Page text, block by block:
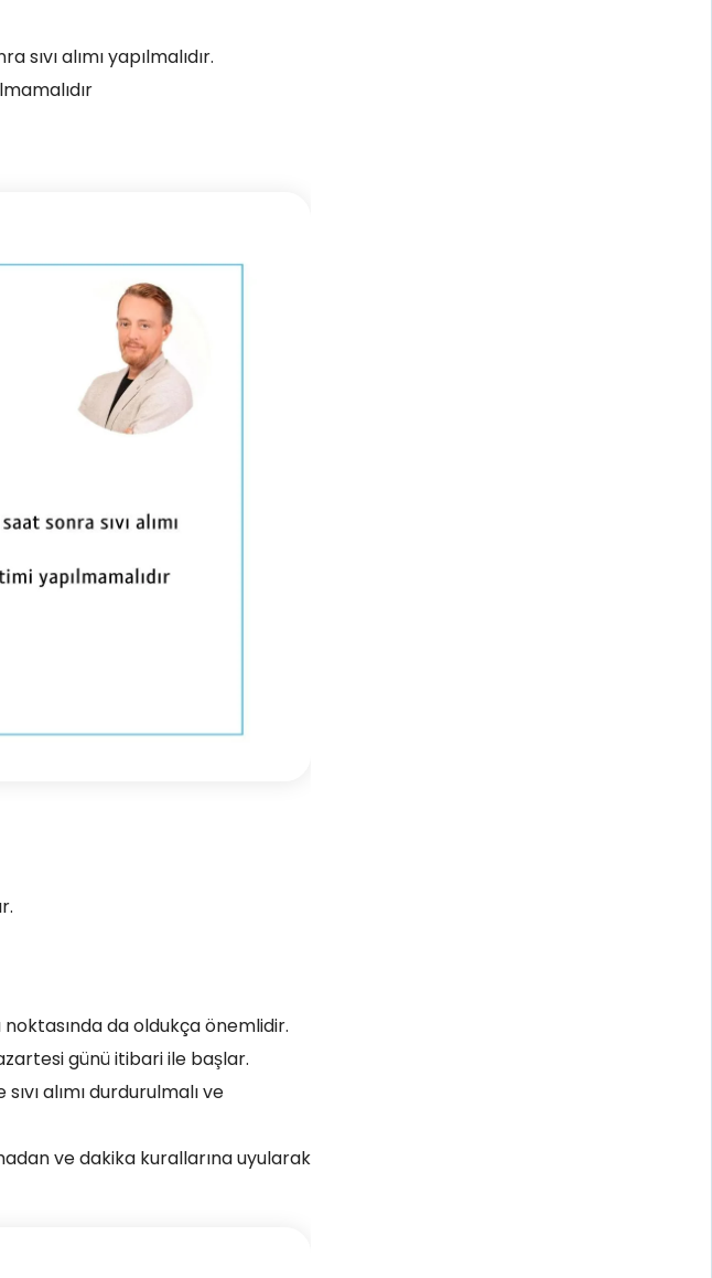
alımı yapılmalıdır.
da oldukça önemlidir.
günü itibari ile başlar.
alımı durdurulmalı ve
ve dakika kurallarına uyularak